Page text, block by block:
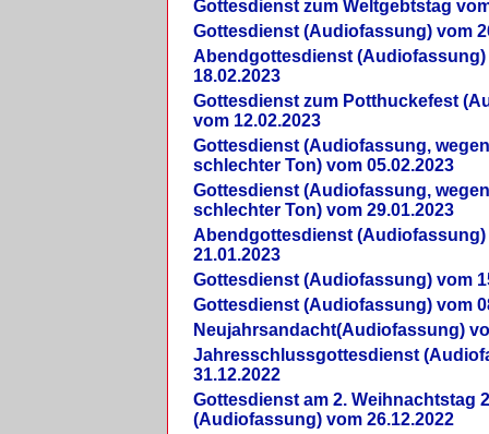
Gottesdienst zum Weltgebtstag
Gottesdienst (Audiofassung) vom
Abendgottesdienst (Audiofassung)
18.02.2023
Gottesdienst zum Potthuckefest
vom 12.02.2023
Gottesdienst (Audiofassung,
schlechter Ton) vom 05.02.2023
Gottesdienst (Audiofassung,
schlechter Ton) vom 29.01.2023
Abendgottesdienst (Audiofassung)
21.01.2023
Gottesdienst (Audiofassung) vom
Gottesdienst (Audiofassung) vom
Neujahrsandacht(Audiofassung)
Jahresschlussgottesdienst
31.12.2022
Gottesdienst am 2. Weihnachtstag
(Audiofassung) vom 26.12.2022